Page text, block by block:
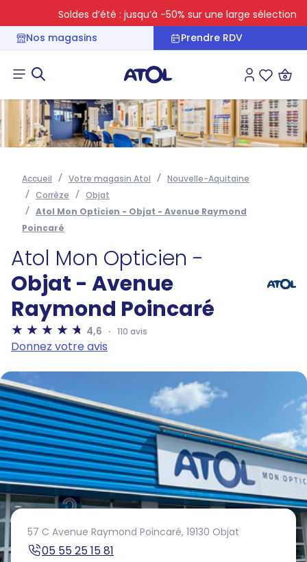
Soldes d’été : jusqu’à -50% sur une large sélection
Nos magasins
Prendre RDV
Connexion
Accueil Votre magasin Atol
Nouvelle-Aquitaine
Corrèze
Objat
Atol Mon Opticien - Objat - Avenue Raymond
Poincaré
Atol Mon Opticien -
Objat - Avenue
Raymond Poincaré
4,6 110 avis
Donnez votre avis
57 C Avenue Raymond Poincaré, 19130 Objat
05 55 25 15 81